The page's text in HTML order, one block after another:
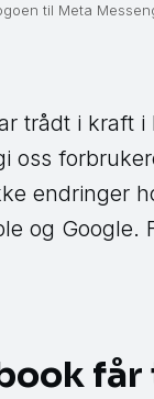
til Meta
trådt i kraft
oss
endringer
og Google.